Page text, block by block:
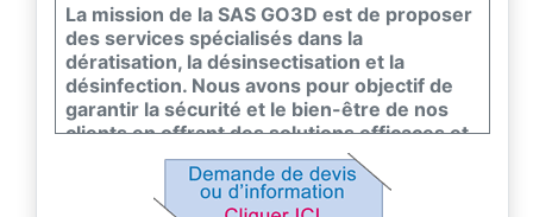
La mission de la SAS GO3D est de proposer
des services spécialisés dans la
dératisation, la désinsectisation et la
désinfection. Nous avons pour objectif de
garantir la sécurité et le bien-être de nos
clients en offrant des solutions efficaces et
respectueuses de l’environnement pour
éliminer les nuisibles et assainir leurs
espaces de vie et de travail.